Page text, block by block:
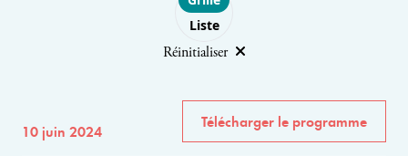
Liste
Réinitialiser
10 juin 2024
Télécharger le programme